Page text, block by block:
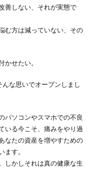
善しない、それが実態で
む方は減っていない、その
せたい。
な思いでオープンしまし
パソコンやスマホでの不良
いる今こそ、痛みをやり過
なたの資産を増やすための
す。
しかしそれは真の健康な生